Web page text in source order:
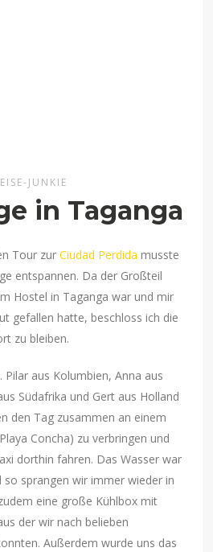
JUNKIE
in Taganga
Tour zurCiudad Perdida musste
entspannen. Da der Großteil
Hostel in Taganga war und mir
gefallen hatte, beschloss ich die
zu bleiben.
aus Kolumbien, Anna aus
Südafrika und Gert aus Holland
den Tag zusammen an einem
Concha) zu verbringen und
dorthin fahren. Das Wasser war
so sprangen wir immer wieder in
eine große Kühlbox mit
der wir nach belieben
Außerdem wurde uns das